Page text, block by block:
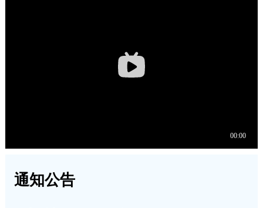
通知公告